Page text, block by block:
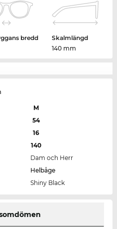
bredd
Skalmlängd
140 mm
M
54
16
140
Dam och Herr
Helbåge
Shiny Black